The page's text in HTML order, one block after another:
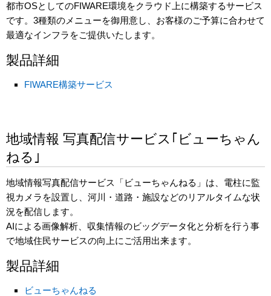
都市OSとしてのFIWARE環境をクラウド上に構築するサービス
です。3種類のメニューを御用意し、お客様のご予算に合わせて
最適なインフラをご提供いたします。
製品詳細
FIWARE構築サービス
地域情報 写真配信サービス｢ビューちゃん
ねる｣
地域情報写真配信サービス「ビューちゃんねる」は、電柱に監
視カメラを設置し、河川・道路・施設などのリアルタイムな状
況を配信します。
AIによる画像解析、収集情報のビッグデータ化と分析を行う事
で地域住民サービスの向上にご活用出来ます。
製品詳細
ビューちゃんねる